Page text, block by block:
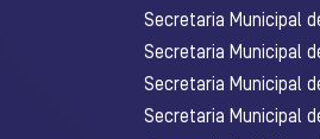
Secretaria Municipal
Secretaria Municipal
Secretaria Municipal
Secretaria Municipal